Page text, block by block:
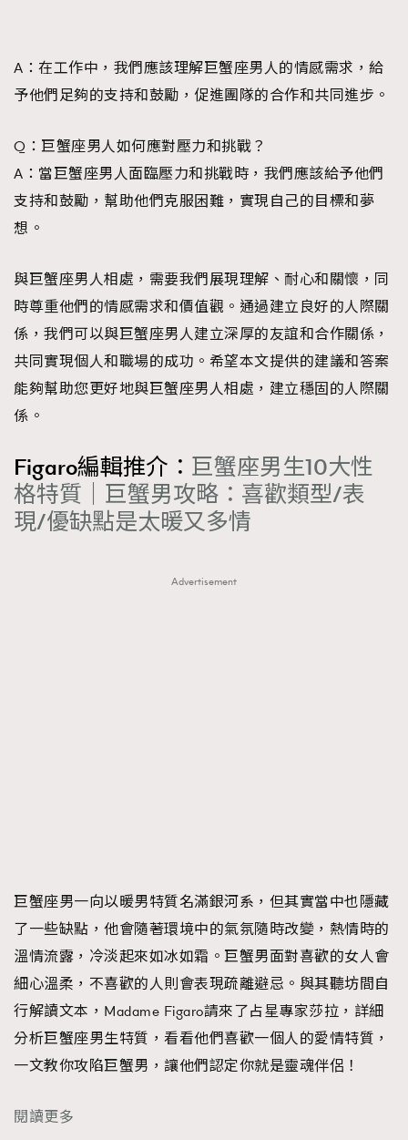
A：在工作中，我們應該理解巨蟹座男人的情感需求，給
予他們足夠的支持和鼓勵，促進團隊的合作和共同進步。
Q：巨蟹座男人如何應對壓力和挑戰？
A：當巨蟹座男人面臨壓力和挑戰時，我們應該給予他們
支持和鼓勵，幫助他們克服困難，實現自己的目標和夢
想。
與巨蟹座男人相處，需要我們展現理解、耐心和關懷，同
時尊重他們的情感需求和價值觀。通過建立良好的人際關
係，我們可以與巨蟹座男人建立深厚的友誼和合作關係，
共同實現個人和職場的成功。希望本文提供的建議和答案
能夠幫助您更好地與巨蟹座男人相處，建立穩固的人際關
係。
Figaro編輯推介： 巨蟹座男生10大性
格特質｜巨蟹男攻略：喜歡類型/表
現/優缺點是太暖又多情
Advertisement
巨蟹座男一向以暖男特質名滿銀河系，但其實當中也隱藏
了一些缺點，他會隨著環境中的氣氛隨時改變，熱情時的
溫情流露，冷淡起來如冰如霜。巨蟹男面對喜歡的女人會
細心溫柔，不喜歡的人則會表現疏離避忌。與其聽坊間自
行解讀文本，Madame Figaro請來了占星專家莎拉，詳細
分析巨蟹座男生特質，看看他們喜歡一個人的愛情特質，
一文教你攻陷巨蟹男，讓他們認定你就是靈魂伴侶！
閱讀更多